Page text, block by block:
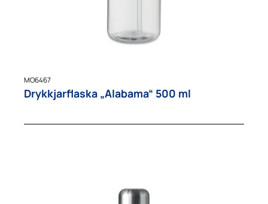
MO6467
Drykkjarflaska „Alabama“ 500 ml